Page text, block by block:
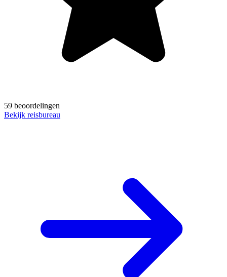
59 beoordelingen
Bekijk reisbureau